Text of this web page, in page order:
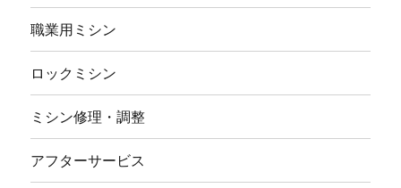
職業用ミシン
ロックミシン
ミシン修理・調整
アフターサービス